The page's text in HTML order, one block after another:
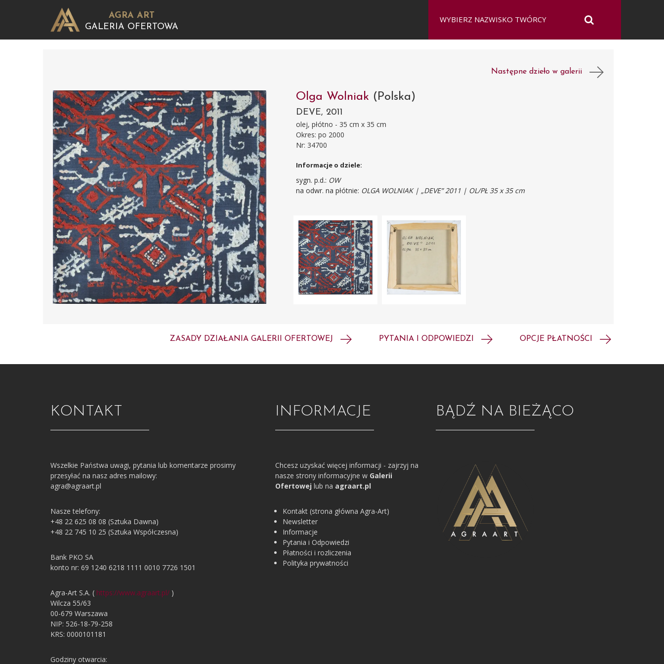
AGRA ART
GALERIA OFERTOWA
Następne dzieło w galerii
Olga Wolniak (Polska)
DEVE, 2011
olej, płótno - 35 cm x 35 cm
Okres: po 2000
Nr: 34700
Informacje o dziele:
sygn. p.d.: OW
na odwr. na płótnie: OLGA WOLNIAK | „DEVE” 2011 | OL/PŁ 35 x 35 cm
ZASADY DZIAŁANIA GALERII OFERTOWEJ PYTANIA I ODPOWIEDZI OPCJE PŁATNOŚCI
BĄDŹ NA BIEŻĄCO
INFORMACJE
Chcesz uzyskać więcej informacji - zajrzyj na
nasze strony informacyjne w Galerii
Ofertowej lub na agraart.pl
Kontakt (strona główna Agra-Art)
Newsletter
Informacje
Pytania i Odpowiedzi
Płatności i rozliczenia
Polityka prywatności
KONTAKT
Wszelkie Państwa uwagi, pytania lub komentarze prosimy
przesyłać na nasz adres mailowy:
agra@agraart.pl
Nasze telefony:
+48 22 625 08 08 (Sztuka Dawna)
+48 22 745 10 25 (Sztuka Współczesna)
Bank PKO SA
konto nr: 69 1240 6218 1111 0010 7726 1501
Agra-Art S.A. ( https://www.agraart.pl/ )
Wilcza 55/63
00-679 Warszawa
NIP: 526-18-79-258
KRS: 0000101181
Godziny otwarcia: